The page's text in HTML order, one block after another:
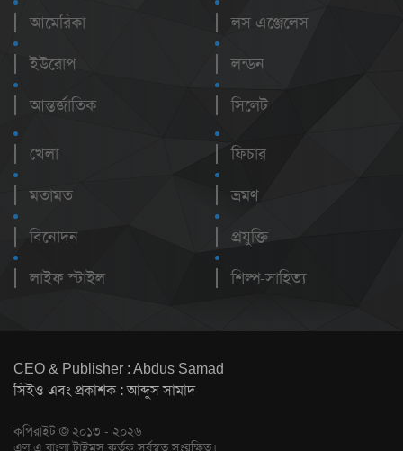
আমেরিকা
ইউরোপ
আন্তর্জাতিক
লস এঞ্জেলেস
লন্ডন
সিলেট
খেলা
মতামত
বিনোদন
লাইফ স্টাইল
ফিচার
ভ্রমণ
প্রযুক্তি
শিল্প-সাহিত্য
CEO & Publisher : Abdus Samad
সিইও এবং প্রকাশক : আব্দুস সামাদ
কপিরাইট © ২০১৩ - ২০২৬
এল এ বাংলা টাইমস কর্তৃক সর্বস্বত্ব সংরক্ষিত।